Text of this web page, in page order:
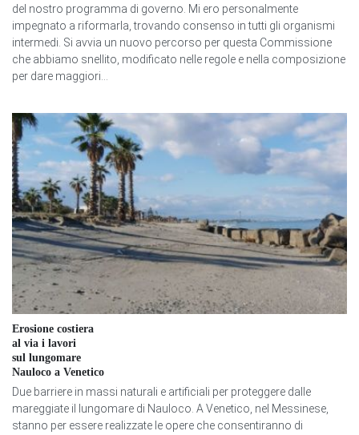
del nostro programma di governo. Mi ero personalmente
impegnato a riformarla, trovando consenso in tutti gli organismi
intermedi. Si avvia un nuovo percorso per questa Commissione
che abbiamo snellito, modificato nelle regole e nella composizione
per dare maggiori...
Erosione costiera
al via i lavori
sul lungomare
Nauloco a Venetico
Due barriere in massi naturali e artificiali per proteggere dalle
mareggiate il lungomare di Nauloco. A Venetico, nel Messinese,
stanno per essere realizzate le opere che consentiranno di